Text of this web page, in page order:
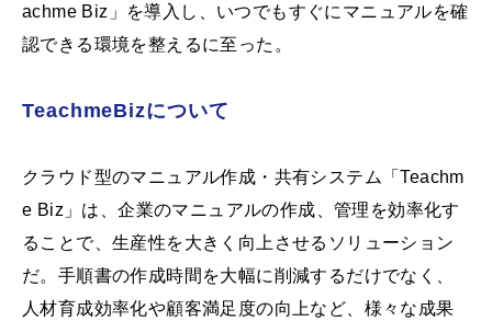
achme Biz」を導入し、いつでもすぐにマニュアルを確
認できる環境を整えるに至った。
TeachmeBizについて
クラウド型のマニュアル作成・共有システム「Teachm
e Biz」は、企業のマニュアルの作成、管理を効率化す
ることで、生産性を大きく向上させるソリューション
だ。手順書の作成時間を大幅に削減するだけでなく、
人材育成効率化や顧客満足度の向上など、様々な成果